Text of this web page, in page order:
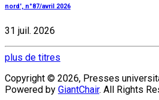
nord', n°87/avril 2026
31 juil. 2026
plus de titres
Copyright © 2026, Presses
Powered by GiantChair. All Rights